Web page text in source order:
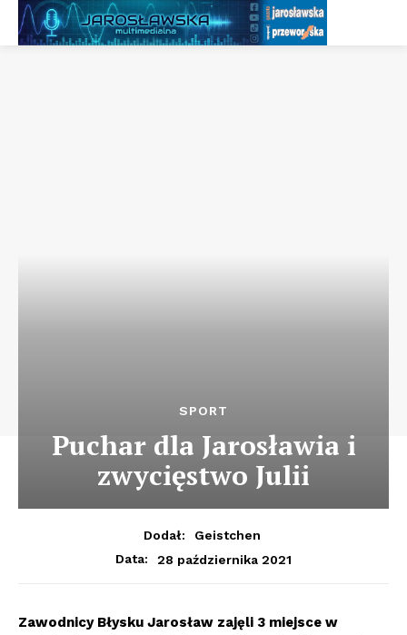
SPORT
Puchar dla Jarosławia i
zwycięstwo Julii
Dodał:
Geistchen
Data:
28 października 2021
Zawodnicy Błysku Jarosław zajęli 3 miejsce w